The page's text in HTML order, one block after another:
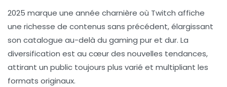
2025 marque une année charnière où Twitch affiche
une richesse de contenus sans précédent, élargissant
son catalogue au-delà du gaming pur et dur. La
diversification est au cœur des nouvelles tendances,
attirant un public toujours plus varié et multipliant les
formats originaux.